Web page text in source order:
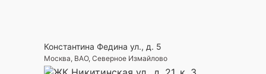
Константина Федина ул., д. 5
Москва, ВАО, Северное Измайлово